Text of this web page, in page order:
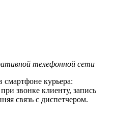
телефонной сети
курьера:
звонке клиенту, запись
связь с диспетчером.